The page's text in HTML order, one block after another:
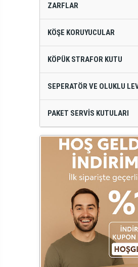
ZARFLAR
KÖŞE KORUYUCULAR
KÖPÜK STRAFOR KUTU
SEPERATÖR VE OLUKLU
PAKET SERVIS KUTULARI